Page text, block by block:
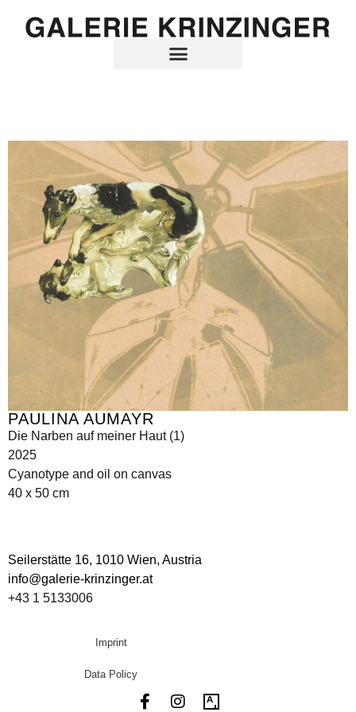
PAULINA AUMAYR
Die Narben auf meiner Haut (1)
2025
Cyanotype and oil on canvas
40 x 50 cm
Seilerstätte 16, 1010 Wien, Austria
info@galerie-krinzinger.at
+43 1 5133006
Imprint
Data Policy